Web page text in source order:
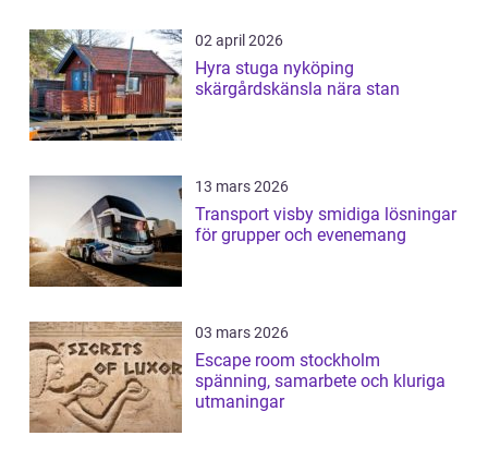
02 april 2026
Hyra stuga nyköping
skärgårdskänsla nära stan
13 mars 2026
Transport visby smidiga lösningar
för grupper och evenemang
03 mars 2026
Escape room stockholm
spänning, samarbete och kluriga
utmaningar